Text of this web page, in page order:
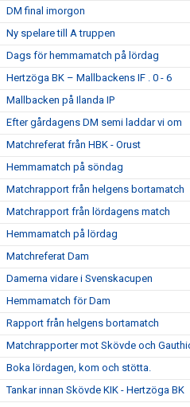
DM final imorgon
Ny spelare till A truppen
Dags för hemmamatch på lördag
Hertzöga BK – Mallbackens IF . 0 - 6
Mallbacken på Ilanda IP
Efter gårdagens DM semi laddar vi om
Matchreferat från HBK - Orust
Hemmamatch på söndag
Matchrapport från helgens bortamatch
Matchrapport från lördagens match
Hemmamatch på lördag
Matchreferat Dam
Damerna vidare i Svenskacupen
Hemmamatch för Dam
Rapport från helgens bortamatch
Matchrapporter mot Skövde och
Boka lördagen, kom och stötta.
Tankar innan Skövde KIK - Hertzöga BK